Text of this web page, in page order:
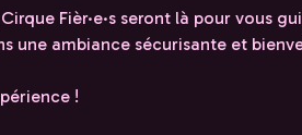
Fièr·e·s seront là pour vous
une ambiance sécurisante et
!